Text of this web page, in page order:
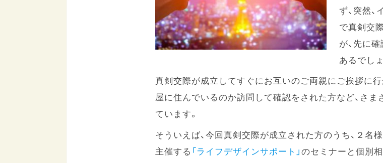
ず、突然
で真剣交
が、先に
あるでしょ
真剣交際が成立してすぐにお互いのご両親にご挨拶に
屋に住んでいるのか訪問して確認をされた方など、さ
ています。
そういえば、今回真剣交際が成立された方のうち、２名
主催する 「ライフデザインサポート」のセミナーと個別